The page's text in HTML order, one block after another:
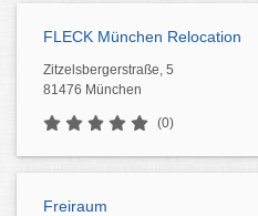
FLECK München Relocation
Zitzelsbergerstraße, 5
81476 München
(0)
Freiraum